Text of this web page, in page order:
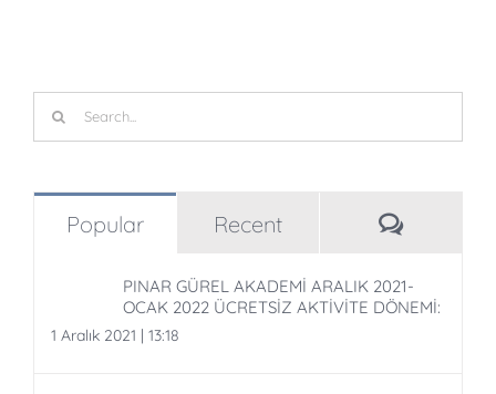
Search
for:
Popular Recent
PINAR GÜREL AKADEMİ ARALIK 2021-
OCAK 2022 ÜCRETSİZ AKTİVİTE DÖNEMİ:
1 Aralık 2021 | 13:18